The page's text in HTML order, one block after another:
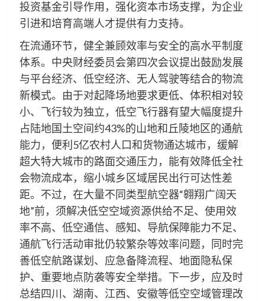
投资基金引导作用，强化资本市场支撑，为企业
引进和培育高端人才提供有力支持。
在流通环节，健全兼顾效率与安全的高水平制度
体系。中央财经委员会第四次会议提出鼓励发展
与平台经济、低空经济、无人驾驶等结合的物流
新模式。由于对起降场地要求更低、体积相对较
小、飞行较为独立，低空飞行器有望大幅度提升
占陆地国土空间约43%的山地和丘陵地区的通航
能力，便利5亿农村人口和货物通达城市，缓解
超大特大城市的路面交通压力，能有效降低全社
会物流成本，缩小城乡区域居民出行可达性差
距。不过，在大量不同类型航空器“翱翔广阔天
地”前，须解决低空空域资源供给不足、使用效
率不高、低空通信、感知、导航保障能力不足、
通航飞行活动审批仍较繁杂等效率问题，同时完
善低空航路谋划、应急备降流程、地面隐私保
护、重要地点防袭等安全举措。下一步，应及时
总结四川、湖南、江西、安徽等低空空域管理改